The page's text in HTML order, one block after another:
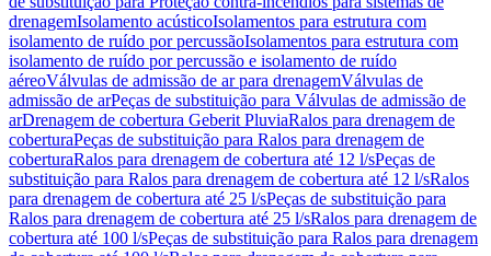
drenagemIsolamento acústicoIsolamentos para estrutura com
isolamento de ruído por percussãoIsolamentos para estrutura com
isolamento de ruído por percussão e isolamento de ruído
aéreoVálvulas de admissão de ar para drenagemVálvulas de
admissão de arPeças de substituição para Válvulas de admissão de
arDrenagem de cobertura Geberit PluviaRalos para drenagem de
coberturaPeças de substituição para Ralos para drenagem de
coberturaRalos para drenagem de cobertura até 12 l/sPeças de
substituição para Ralos para drenagem de cobertura até 12 l/sRalos
para drenagem de cobertura até 25 l/sPeças de substituição para
Ralos para drenagem de cobertura até 25 l/sRalos para drenagem de
cobertura até 100 l/sPeças de substituição para Ralos para drenagem